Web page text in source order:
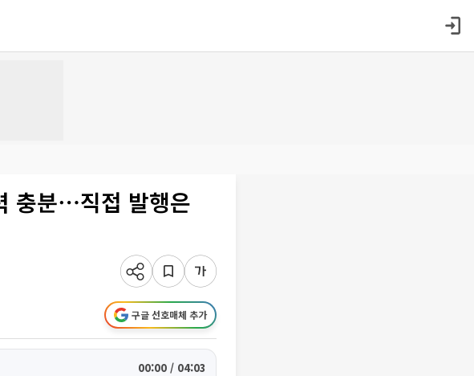
충분⋯직접 발행은
구글 선호매체 추가
00:00 / 04:03